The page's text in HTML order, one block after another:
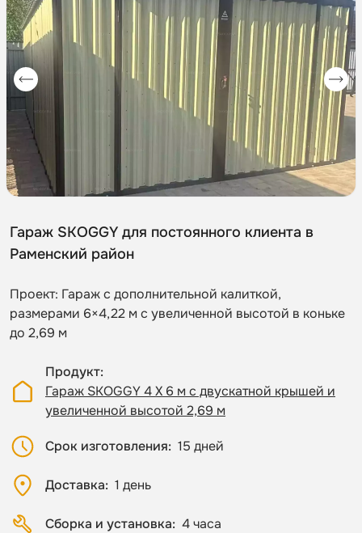
Гараж SKOGGY для постоянного клиента в
Раменский район
Проект: Гараж с дополнительной калиткой,
размерами 6×4,22 м с увеличенной высотой в коньке
до 2,69 м
Продукт
Гараж SKOGGY 4 Х 6 м с двускатной крышей и
увеличенной высотой 2,69 м
Срок изготовления 15 дней
Доставка 1 день
Сборка и установка 4 часа